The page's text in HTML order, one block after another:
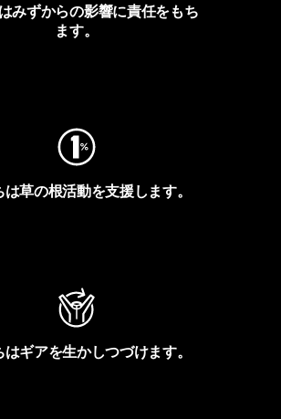
みずからの影響に責任をもち
ます。
草の根活動を支援します。
ギアを生かしつづけます。